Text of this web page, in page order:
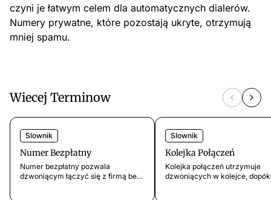
czyni je łatwym celem dla automatycznych dialerów.
Numery prywatne, które pozostają ukryte, otrzymują
mniej spamu.
Wiecej Terminow
Slownik
Numer Bezpłatny
Numer bezpłatny pozwala
dzwoniącym łączyć się z firmą bez
Slownik
Kolejka Połączeń
Kolejka połączeń utrzymuje
dzwoniących w kolejce,